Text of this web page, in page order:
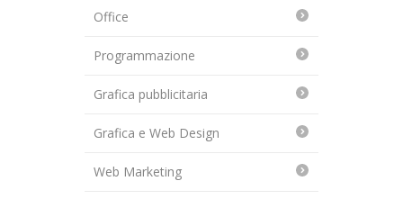
Office
Programmazione
Grafica pubblicitaria
Grafica e Web Design
Web Marketing